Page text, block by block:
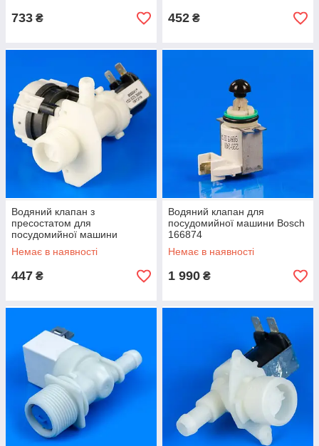
733 ₴ 452 ₴
Водяний клапан з
пресостатом для
посудомийної машини
Zanussi 1520233006 (без
паковання)
Немає в наявності
447 ₴
Водяний клапан для
посудомийної машини Bosch
166874
Немає в наявності
1 990 ₴